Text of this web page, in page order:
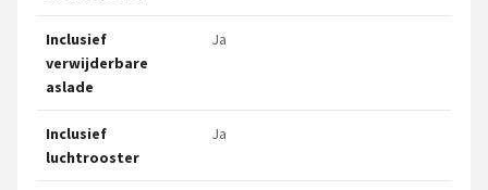
Inclusief
verwijderbare
aslade
Ja
Inclusief
luchtrooster
Ja